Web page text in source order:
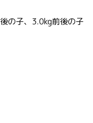
の子、3.0kg前後の子